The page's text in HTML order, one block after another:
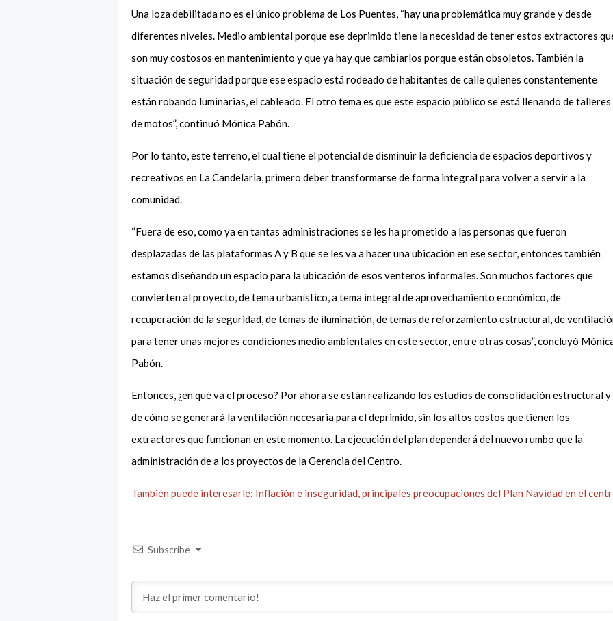
Una loza debilitada no es el único problema de Los Puentes, “hay una problemática muy grande y desde
diferentes niveles. Medio ambiental porque ese deprimido tiene la necesidad de tener estos extractores
son muy costosos en mantenimiento y que ya hay que cambiarlos porque están obsoletos. También la
situación de seguridad porque ese espacio está rodeado de habitantes de calle quienes constantemente
están robando luminarias, el cableado. El otro tema es que este espacio público se está llenando de talleres
de motos”, continuó Mónica Pabón.
Por lo tanto, este terreno, el cual tiene el potencial de disminuir la deficiencia de espacios deportivos y
recreativos en La Candelaria, primero deber transformarse de forma integral para volver a servir a la
comunidad.
“Fuera de eso, como ya en tantas administraciones se les ha prometido a las personas que fueron
desplazadas de las plataformas A y B que se les va a hacer una ubicación en ese sector, entonces también
estamos diseñando un espacio para la ubicación de esos venteros informales. Son muchos factores que
convierten al proyecto, de tema urbanístico, a tema integral de aprovechamiento económico, de
recuperación de la seguridad, de temas de iluminación, de temas de reforzamiento estructural, de
para tener unas mejores condiciones medio ambientales en este sector, entre otras cosas”, concluyó
Pabón.
Entonces, ¿en qué va el proceso? Por ahora se están realizando los estudios de consolidación estructural y
de cómo se generará la ventilación necesaria para el deprimido, sin los altos costos que tienen los
extractores que funcionan en este momento. La ejecución del plan dependerá del nuevo rumbo que la
administración de a los proyectos de la Gerencia del Centro.
También puede interesarle: Inflación e inseguridad, principales preocupaciones del Plan Navidad en el
Subscribe